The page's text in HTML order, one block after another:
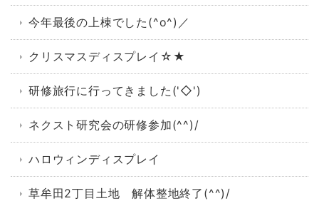
今年最後の上棟でした(^o^)／
クリスマスディスプレイ☆★
研修旅行に行ってきました('◇')ゞ
ネクスト研究会の研修参加(^^)/
ハロウィンディスプレイ
草牟田2丁目土地 解体整地終了(^^)/